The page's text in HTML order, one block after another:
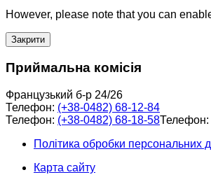
However, please note that you can
Закрити
Приймальна комісія
Французький б-р 24/26
Телефон: (+38-0482) 68-12-84
Телефон: (+38-0482) 68-18-58Телефон:
Політика обробки персональних
Карта сайту